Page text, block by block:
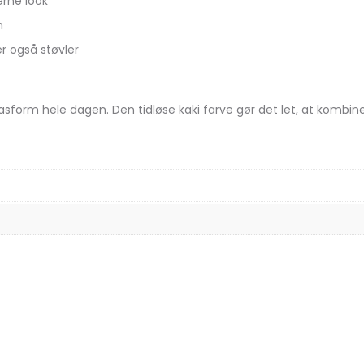
også støvler
hele dagen. Den tidløse kaki farve gør det let, at